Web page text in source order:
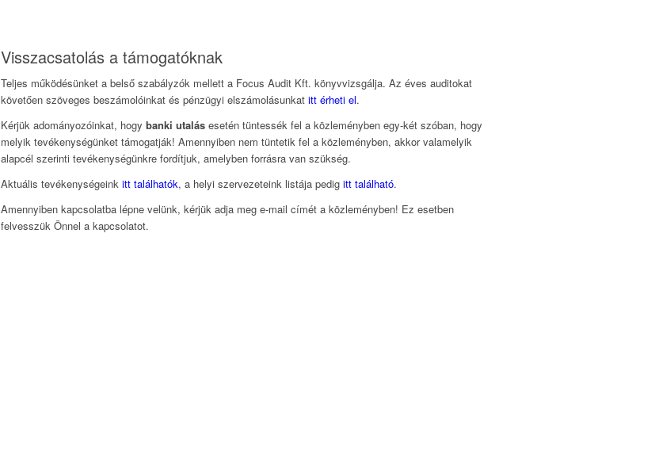
Visszacsatolás a támogatóknak
Teljes működésünket a belső szabályzók mellett a Focus Audit Kft. könyvvizsgálja. Az éves auditokat
követően szöveges beszámolóinkat és pénzügyi elszámolásunkat itt érheti el.
Kérjük adományozóinkat, hogy banki utalásesetén tüntessék fel a közleményben egy-két szóban, hogy
melyik tevékenységünket támogatják! Amennyiben nem tüntetik fel a közleményben, akkor valamelyik
alapcél szerinti tevékenységünkre fordítjuk, amelyben forrásra van szükség.
Aktuális tevékenységeink itt találhatók, a helyi szervezeteink listája pedig itt található.
Amennyiben kapcsolatba lépne velünk, kérjük adja meg e-mail címét a közleményben! Ez esetben
felvesszük Önnel a kapcsolatot.